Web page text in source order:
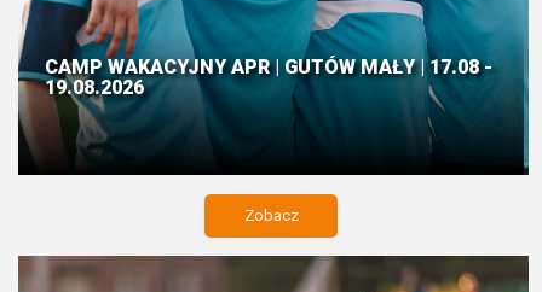
CAMP WAKACYJNY APR | GUTÓW MAŁY | 17.08 -
19.08.2026
Zobacz